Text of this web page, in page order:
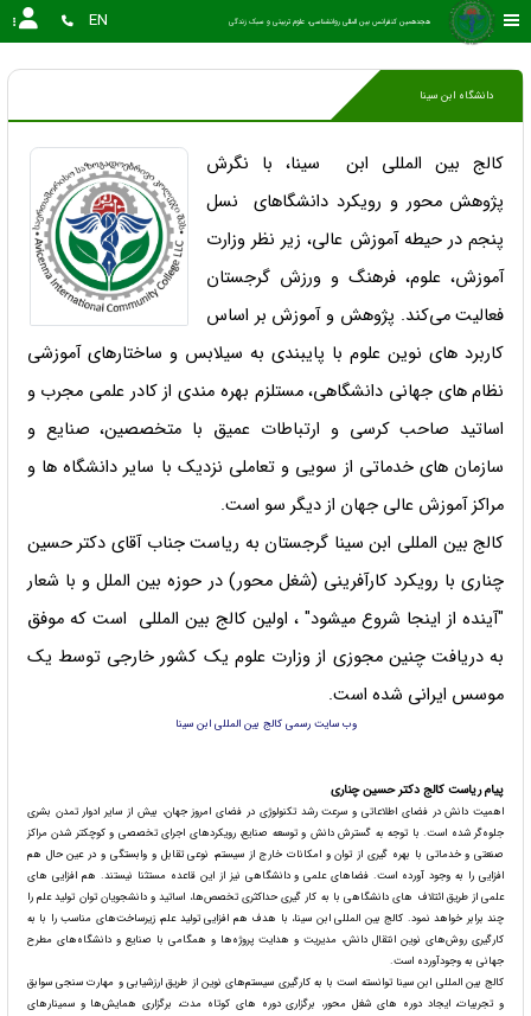
هجدهمین کنفرانس بین المللی روانشناسی، علوم تربیتی و سبک زندگی EN
دانشگاه ابن سینا
کالج بین المللی ابن سینا، با نگرش
پژوهش محور و رویکرد دانشگاهای نسل
پنجم در حیطه آموزش عالی، زیر نظر وزارت
آموزش، علوم، فرهنگ و ورزش گرجستان
فعالیت می‌کند. پژوهش و آموزش بر اساس
کاربرد های نوین علوم با پایبندی به سیلابس و ساختارهای آموزشی
نظام های جهانی دانشگاهی، مستلزم بهره مندی از کادر علمی مجرب و
اساتید صاحب کرسی و ارتباطات عمیق با متخصصین، صنایع و
سازمان های خدماتی از سویی و تعاملی نزدیک با سایر دانشگاه ها و
مراکز آموزش عالی جهان از دیگر سو است.
کالج بین المللی ابن سینا گرجستان به ریاست جناب آقای دکتر حسین
چناری با رویکرد کارآفرینی (شغل محور) در حوزه بین الملل و با شعار
"آینده از اینجا شروع میشود" ، اولین کالج بین المللی است که موفق
به دریافت چنین مجوزی از وزارت علوم یک کشور خارجی توسط یک
موسس ایرانی شده است.
وب سایت رسمی کالج بین المللی ابن سینا
پیام ریاست کالج دکتر حسین چناری
اهمیت دانش در فضای اطلاعاتی و سرعت رشد تکنولوژی در فضای امروز جهان، بیش از سایر ادوار تمدن بشری
جلوه‌گر شده است. با توجه به گسترش دانش و توسعه صنایع، رویکردهای اجرای تخصصی و کوچکتر شدن مراکز
صنعتی و خدماتی با بهره گیری از توان و امکانات خارج از سیستم، نوعی تقابل و وابستگی و در عین حال هم
افزایی را به وجود آورده است. فضاهای علمی و دانشگاهی نیز از این قاعده مستثنا نیستند. هم افزایی های
علمی از طریق ائتلاف های دانشگاهی با به کار گیری حداکثری تخصص‌ها، اساتید و دانشجویان توان تولید علم را
چند برابر خواهد نمود. کالج بین المللی ابن سینا، با هدف هم افزایی تولید علم، زیرساخت‌های مناسب را با به
کارگیری روش‌های نوین انتقال دانش، مدیریت و هدایت پروژه‌ها و همگامی با صنایع و دانشگاه‌های مطرح
جهانی به وجودآورده است.
کالج بین المللی ابن سینا توانسته است با به کارگیری سیستم‌های نوین از طریق ارزشیابی و مهارت سنجی سوابق
و تجربیات، ایجاد دوره های شغل محور، برگزاری دوره های کوتاه مدت، برگزاری همایش‌ها و سمینارهای